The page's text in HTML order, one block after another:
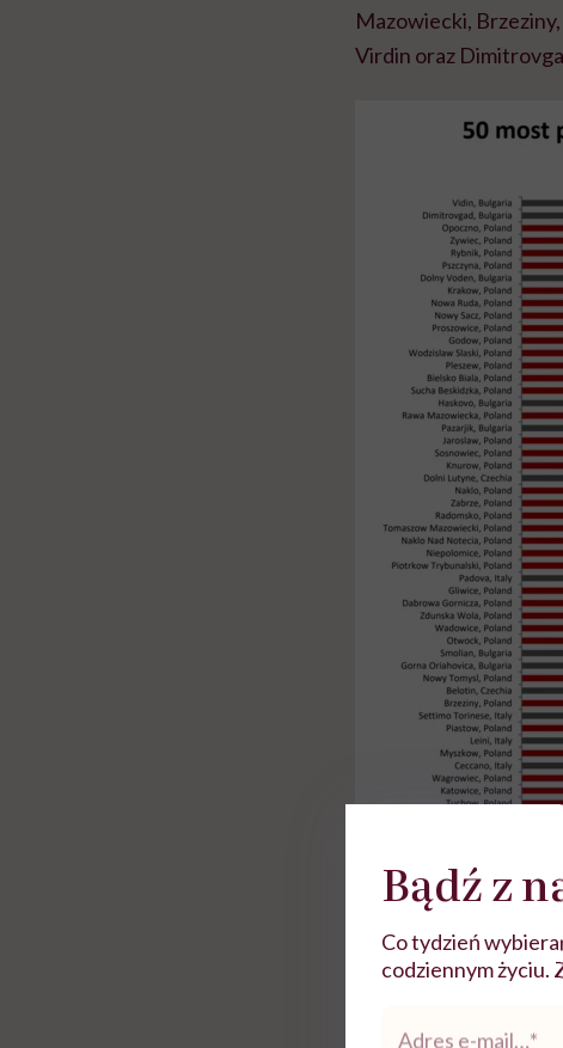
Mazowiecki,
Virdin oraz
zdjęcie: greenpeace.org
Rolki
Bądź z
Co tydzień
codziennym życiu.